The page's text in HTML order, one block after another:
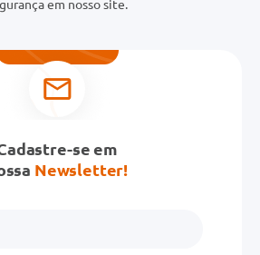
em nosso site.
se em
Newsletter!